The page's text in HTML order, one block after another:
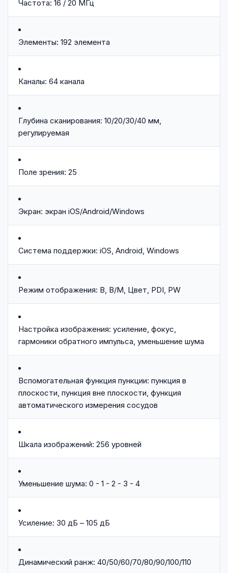
Частота: 16 / 20 МГц
Элементы: 192 элемента
Каналы: 64 канала
Глубина сканирования: 10/20/30/40 мм,
регулируемая
Поле зрения: 25
Экран: экран iOS/Android/Windows
Система поддержки: iOS, Android, Windows
Режим отображения: B, B/M, Цвет, PDI, PW
Настройка изображения: усиление, фокус,
гармоники обратного импульса, уменьшение шума
Вспомогательная функция пункции: пункция в
плоскости, пункция вне плоскости, функция
автоматического измерения сосудов
Шкала изображений: 256 уровней
Уменьшение шума: 0 - 1 - 2 - 3 - 4
Усиление: 30 дБ – 105 дБ
Динамический ранж: 40/50/60/70/80/90/100/110